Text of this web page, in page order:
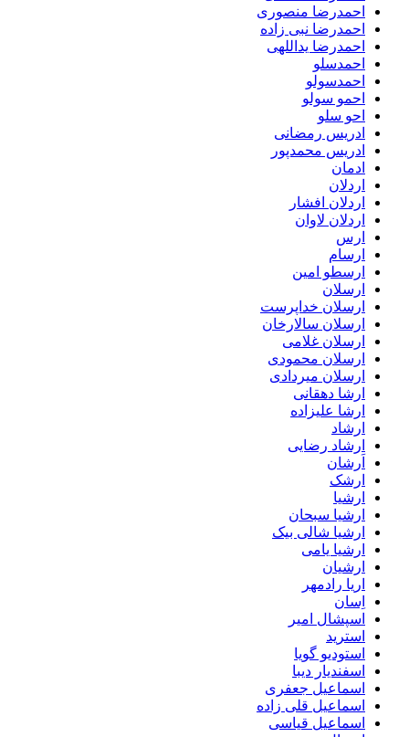
احمدرضا منصوری
احمدرضا نبی زاده
احمدرضا یداللهی
احمدسلو
احمدسولو
احمو سولو
احو سلو
ادریس رمضانی
ادریس محمدپور
ادمان
اردلان
اردلان افشار
اردلان لاوان
ارس
ارسام
ارسطو امین
ارسلان
ارسلان خداپرست
ارسلان سالارخان
ارسلان غلامی
ارسلان محمودی
ارسلان میردادی
ارشا دهقانی
ارشا علیزاده
ارشاد
ارشاد رضایی
اَرشان
ارشک
ارشیا
ارشیا سبحان
ارشیا شالی بیک
ارشیا یامی
ارشیان
اریا رادمهر
اِسان
اسپشال امیر
استرید
استودیو گویا
اسفندیار دیبا
اسماعیل جعفری
اسماعیل قلی زاده
اسماعیل قیاسی